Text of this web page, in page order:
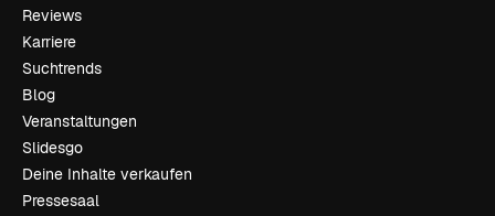
Reviews
Karriere
Suchtrends
Blog
Veranstaltungen
Slidesgo
Deine Inhalte verkaufen
Pressesaal